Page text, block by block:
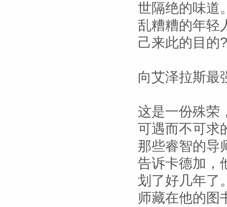
世隔绝的味道
乱糟糟的年轻
己来此的目的
向艾泽拉斯最
这是一份殊荣
可遇而不可求
那些睿智的导
告诉卡德加，
划了好几年了
师藏在他的图